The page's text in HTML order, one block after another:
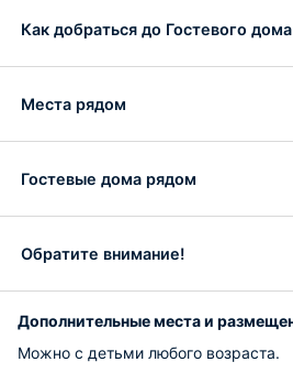
Как добраться до Гостевого дома
Места рядом
Гостевые дома рядом
Обратите внимание!
Дополнительные места и
Можно с детьми любого возраста.